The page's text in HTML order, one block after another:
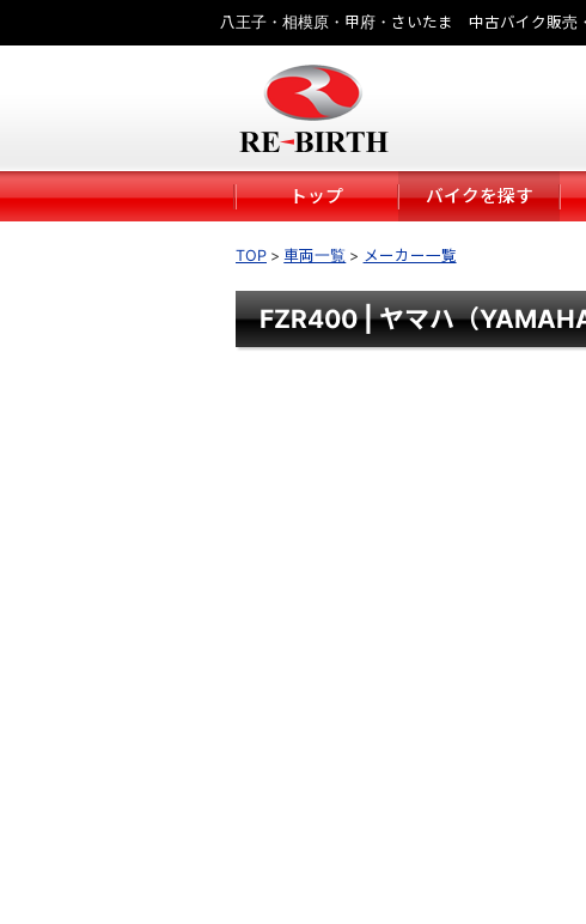
八王子・相模原・甲府・さいたま 中古バイク販売
トップ バイクを探す
TOP 車両一覧 メーカー一覧
FZR400 | ヤマハ（